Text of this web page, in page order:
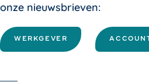
onze nieuwsbrieven:
WERKGEVER